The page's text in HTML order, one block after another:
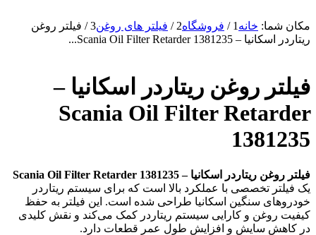
مکان شما: خانه 1
/ فروشگاه2
/ فیلتر های روغن3
/ فیلتر روغن
ریتاردر اسکانیا – Scania Oil Filter Retarder 1381235...
فیلتر روغن ریتاردر اسکانیا –
Scania Oil Filter Retarder
1381235
فیلتر روغن ریتاردر اسکانیا – Scania Oil Filter Retarder 1381235
یک فیلتر تخصصی با عملکرد بالا است که برای سیستم ریتاردر
خودروهای سنگین اسکانیا طراحی شده است. این فیلتر به حفظ
کیفیت روغن و کارایی سیستم ریتاردر کمک می‌کند و نقش کلیدی
در کاهش سایش و افزایش طول عمر قطعات دارد.